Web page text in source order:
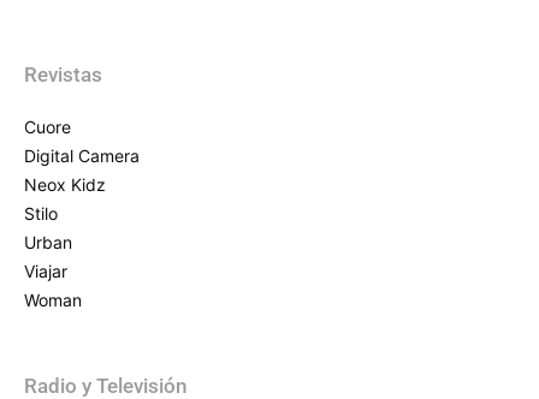
Revistas
Cuore
Digital Camera
Neox Kidz
Stilo
Urban
Viajar
Woman
Radio y Televisión